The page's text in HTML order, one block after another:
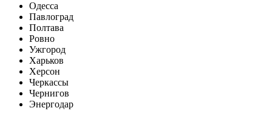
Одесса
Павлоград
Полтава
Ровно
Ужгород
Харьков
Херсон
Черкассы
Чернигов
Энергодар